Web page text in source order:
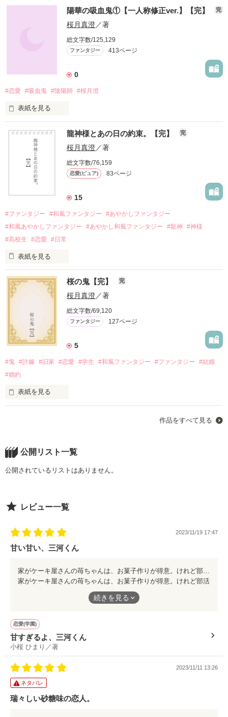
陽華の吸血鬼①【一人称修正ver.】【完】 完
桜月真澄／著
総文字数/125,129
ファンタジー 413ページ
0
#恋愛 #吸血鬼 #陰陽師 #桜月澄
表紙を見る
『好きになった人は吸血鬼でした。』を一人称に直したもので
す。
－さくらのちぎり－
私を助けてくれたのは、銀の瞳をした吸血鬼。
勝手に私を助けて、血を与える主にならないかって言ったくせ
に、目覚めたらもういなかった。
もう一度逢いたい。でも、名前しか知らない。
‥そんな風に思っていたら、親友が入院してる病院で再会⁉
しかも切羽詰っていた私、「彼氏になって！」とか言ってしま
いました！
れるの？」
私は、逢いたいと思っていた。
封じられていた血が目覚める――。
小埜黎
Ono　Rei
真紅を助けたが、姿を消してしまう。
桜城架
龍神様とあの日の約束。【完】 完
桜月真澄／著
総文字数/76,159
恋愛(ピュア) 83ページ
15
#ファンタジー #和風ファンタジー
#あやかしファンタジー
#和風あやかしファンタジー
#あやかし和風ファンタジー #龍神
#神様
#高校生
#恋愛 #日常
表紙を見る
清水美也
Shimizu Miya
Sakaki
2023.9.2　表紙公開　～11.10
Ogawa Masumi
桜の鬼【完】 完
桜月真澄／著
総文字数/69,120
ファンタジー 127ページ
5
#鬼 #許嫁 #旧家 #恋愛 #学生 #和風ファンタジー #ファンタジー
#結婚
#婚約
表紙を見る
義理の親からは関心もなく育ち、自分も夏桜院の跡取りを残す
ことだけを使命だと生きてきた。
してきて、湖雪もこれは定められたこと、と諦観していた
が……翌朝、部屋の窓を開けるとそこには忍び込んだ惣一朗が
いて、湖雪の頬に口づけてきて……！？
更に、深紅の髪の鬼が湖雪の前に現れ、死ぬことすら抵抗のな
い湖雪に「俺がお前を生かそう」と宣言する。
――いつかの古い時代の、この国のお話。
夏桜院湖雪
（かおういん　こゆき）
虹琳寺惣一朗
作品をすべて見る
公開リスト一覧
公開されているリストはありません。
レビュー一覧
2023/11/19 17:47
甘い甘い、三河くん
家がケーキ屋さんの苺ちゃんは、お菓子作りが得意。けれど部活には1人で、ある日作ったお菓子を三河くんにあげることに。 最初から苺ちゃんに激甘全開の三河くんの意図とは…？ 甘くて可愛いお話です！ ぜひどうぞ！
家がケーキ屋さんの苺ちゃんは、お菓子作りが得意。けれど部活
には1人で、ある日作ったお菓子を三河くんにあげることに。
最初から苺ちゃんに激甘全開の三河くんの意図とは…？
ぜひどうぞ！
続きを見る
恋愛(学園)
甘すぎるよ、三河くん
小桜 ひまり／著
2023/11/11 13:26
ネタバレ
瑞々しい砂糖味の恋人。